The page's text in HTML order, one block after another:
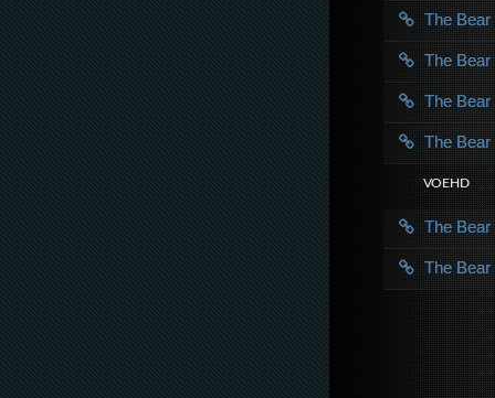
The
The
The
The
VOE HD
The
The